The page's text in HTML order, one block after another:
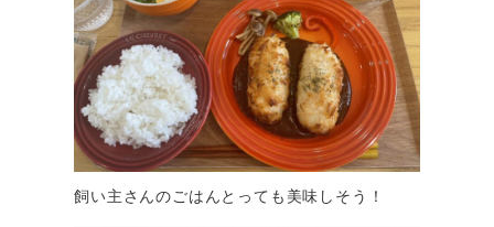
飼い主さんのごはんとっても美味しそう！